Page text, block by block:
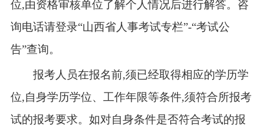
位,由资格审核单位了解个人情况后进行解答。咨
询电话请登录“山西省人事考试专栏”-“考试公
告”查询。
报考人员在报名前,须已经取得相应的学历学
位,自身学历学位、工作年限等条件,须符合所报考
试的报考要求。如对自身条件是否符合考试的报